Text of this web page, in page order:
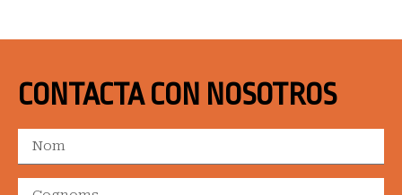
CONTACTA CON NOSOTROS